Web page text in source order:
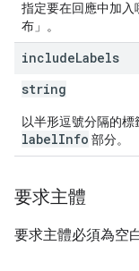
指定要在回應中加
布」。
includeLabels
string
以半形逗號分隔的標
labelInfo 部分。
要求主體
要求主體必須為空白